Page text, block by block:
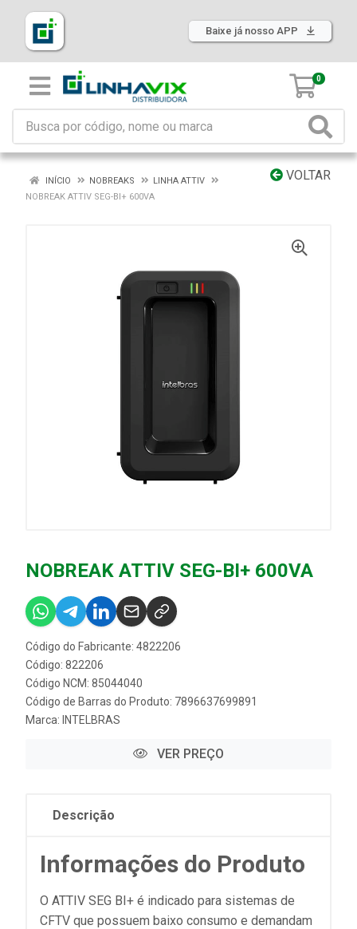
Baixe já nosso APP
0
VOLTAR
INÍCIO NOBREAKS
LINHA ATTIV
NOBREAK ATTIV SEG-BI+ 600VA
NOBREAK ATTIV SEG-BI+ 600VA
Código do Fabricante: 4822206
Código: 822206
Código NCM: 85044040
Código de Barras do Produto: 7896637699891
Marca: INTELBRAS
VER PREÇO
Descrição
Informações do Produto
O ATTIV SEG BI+ é indicado para sistemas de
CFTV que possuem baixo consumo e demandam